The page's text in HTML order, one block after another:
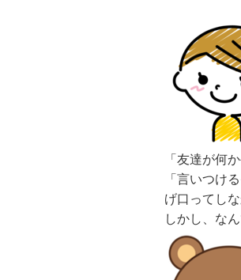
「友達が何
「言いつけ
げ口ってしな
しかし、な